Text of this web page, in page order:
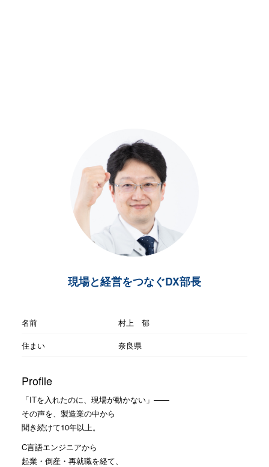
現場と経営をつなぐDX部長
名前
村上 郁
住まい
奈良県
Profile
「ITを入れたのに、現場が動かない」——
その声を、製造業の中から
聞き続けて10年以上。
C言語エンジニアから
起業・倒産・再就職を経て、